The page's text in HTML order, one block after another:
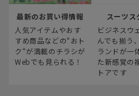
最新のお買い得情報
人気アイテムやおす
すめ商品などの“おト
ク“が満載のチラシが
Webでも見られる！
スーツス
ビジネスウ
んでも揃う
ランドが一
た新感覚の
トアです